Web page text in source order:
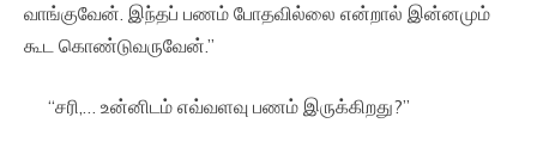
வாங்குவேன். இந்தப் பணம் போதவில்லை என்றால் இன்னமும்
கூட கொண்டுவருவேன்.”
“சரி,… உன்னிடம் எவ்வளவு பணம் இருக்கிறது?”